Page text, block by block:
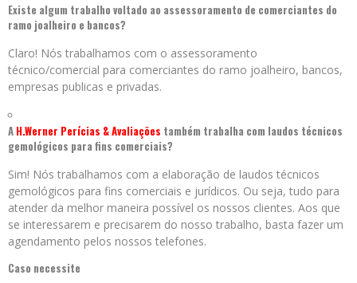
Existe algum trabalho voltado ao assessoramento de comerciantes do
ramo joalheiro e bancos?
Claro! Nós trabalhamos com o assessoramento
técnico/comercial para comerciantes do ramo joalheiro, bancos,
empresas publicas e privadas.
A H.Werner Perícias & Avaliações também trabalha com laudos técnicos
gemológicos para fins comerciais?
Sim! Nós trabalhamos com a elaboração de laudos técnicos
gemológicos para fins comerciais e jurídicos. Ou seja, tudo para
atender da melhor maneira possível os nossos clientes. Aos que
se interessarem e precisarem do nosso trabalho, basta fazer um
agendamento pelos nossos telefones.
Caso necessite